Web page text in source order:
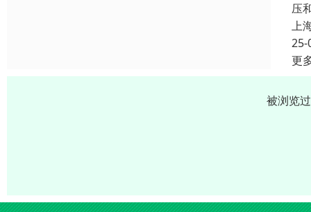
压
上
25-
更
被浏览